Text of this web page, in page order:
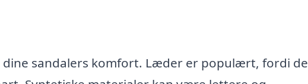
sandalers komfort. Læder er populært, fordi